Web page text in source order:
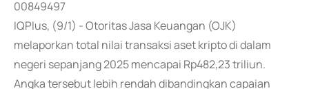
00849497
IQPlus, (9/1) - Otoritas Jasa Keuangan (OJK)
melaporkan total nilai transaksi aset kripto di dalam
negeri sepanjang 2025 mencapai Rp482,23 triliun.
Angka tersebut lebih rendah dibandingkan capaian